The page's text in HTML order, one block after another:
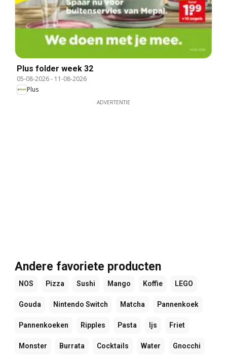
Plus folder week 32
05-08-2026- 11-08-2026
Plus
ADVERTENTIE
Andere favoriete producten
NOS Pizza Sushi Mango Koffie LEGO
Gouda Nintendo Switch Matcha Pannenkoek
Pannenkoeken Ripples Pasta Ijs Friet
Monster Burrata Cocktails Water Gnocchi